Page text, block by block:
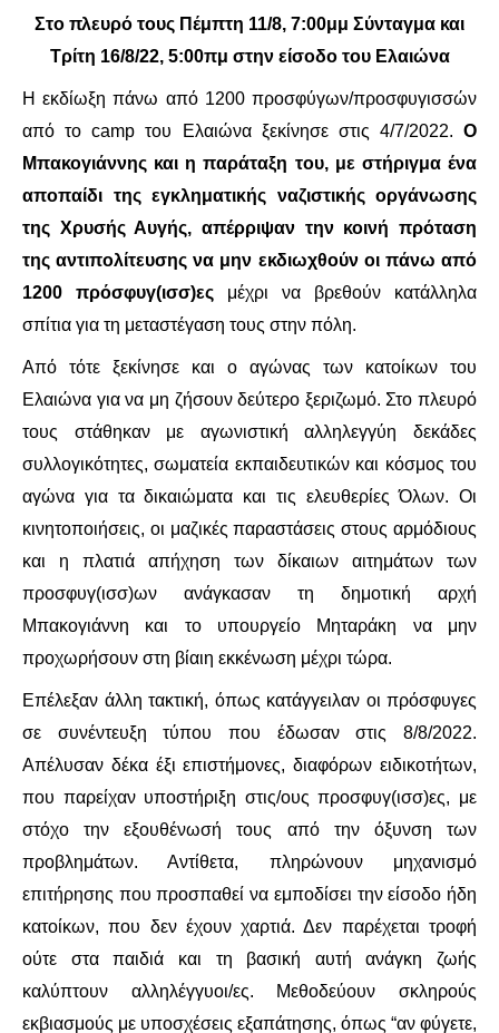
ΜΈΣΗ ΑΝΑΤΟΛΉ / ΒΌΡΕΙΑ ΑΦΡΙΚΉ
ΒΌΡΕΙΑ ΑΜΕΡΙΚΉ
ΛΑΤΙΝΙΚΉ ΑΜΕΡΙΚΉ
ΑΣΊΑ / ΩΚΕΑΝΊΑ
ΑΦΡΙΚΉ
ΕΡΓΑΤΙΚΌ ΚΊΝΗΜΑ
ΚΙΝΗΤΟΠΟΙΉΣΕΙΣ
ΕΙΔΉΣΕΙΣ
ΑΝΑΚΟΙΝΏΣΕΙΣ
ΑΝΑΛΎΣΕΙΣ
ΚΙΝΉΜΑΤΑ
ΚΙΝΗΤΟΠΟΙΉΣΕΙΣ
ΕΙΔΉΣΕΙΣ
ΑΝΑΚΟΙΝΏΣΕΙΣ
ΝΕΟΛΑΊΑ
ΑΝΤΙΦΑΣΙΣΤΙΚΌ
ΑΝΤΙΡΑΤΣΙΣΤΙΚΌ
ΓΥΝΑΙΚΕΊΟ
Στο πλευρό τους Πέμπτη 11/8, 7:00μμ Σύνταγμα και
Τρίτη 16/8/22, 5:00πμ στην είσοδο του Ελαιώνα
Η εκδίωξη πάνω από 1200 προσφύγων/προσφυγισσών
από το camp του Ελαιώνα ξεκίνησε στις 4/7/2022. Ο
Μπακογιάννης και η παράταξη του, με στήριγμα ένα
αποπαίδι της εγκληματικής ναζιστικής οργάνωσης
της Χρυσής Αυγής, απέρριψαν την κοινή πρόταση
της αντιπολίτευσης να μην εκδιωχθούν οι πάνω από
1200 πρόσφυγ(ισσ)ες μέχρι να βρεθούν κατάλληλα
σπίτια για τη μεταστέγαση τους στην πόλη.
Από τότε ξεκίνησε και ο αγώνας των κατοίκων του
Ελαιώνα για να μη ζήσουν δεύτερο ξεριζωμό. Στο πλευρό
τους στάθηκαν με αγωνιστική αλληλεγγύη δεκάδες
συλλογικότητες, σωματεία εκπαιδευτικών και κόσμος του
αγώνα για τα δικαιώματα και τις ελευθερίες Όλων. Οι
κινητοποιήσεις, οι μαζικές παραστάσεις στους αρμόδιους
και η πλατιά απήχηση των δίκαιων αιτημάτων των
προσφυγ(ισσ)ων ανάγκασαν τη δημοτική αρχή
Μπακογιάννη και το υπουργείο Μηταράκη να μην
προχωρήσουν στη βίαιη εκκένωση μέχρι τώρα.
Επέλεξαν άλλη τακτική, όπως κατάγγειλαν οι πρόσφυγες
σε συνέντευξη τύπου που έδωσαν στις 8/8/2022.
Απέλυσαν δέκα έξι επιστήμονες, διαφόρων ειδικοτήτων,
που παρείχαν υποστήριξη στις/ους προσφυγ(ισσ)ες, με
στόχο την εξουθένωσή τους από την όξυνση των
προβλημάτων. Αντίθετα, πληρώνουν μηχανισμό
επιτήρησης που προσπαθεί να εμποδίσει την είσοδο ήδη
κατοίκων, που δεν έχουν χαρτιά. Δεν παρέχεται τροφή
ούτε στα παιδιά και τη βασική αυτή ανάγκη ζωής
καλύπτουν αλληλέγγυοι/ες. Μεθοδεύουν σκληρούς
εκβιασμούς με υποσχέσεις εξαπάτησης, όπως “αν φύγετε,